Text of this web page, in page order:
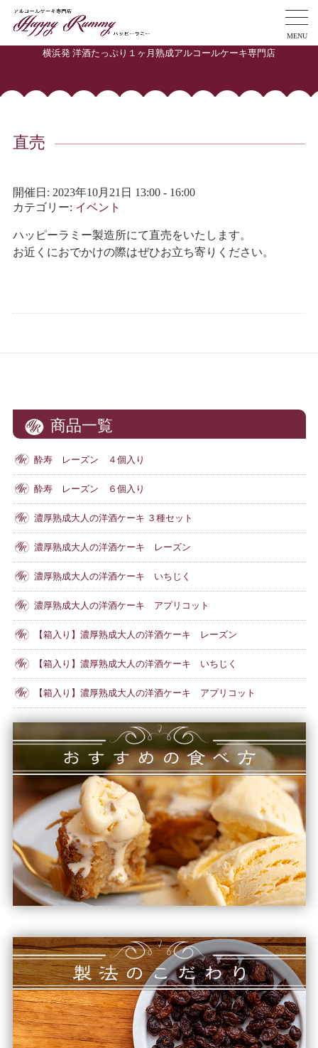
MENU
横浜発 洋酒たっぷり１ヶ月熟成アルコールケーキ専門店
直売
開催日: 2023年10月21日 13:00 - 16:00
カテゴリー: イベント
ハッピーラミー製造所にて直売をいたします。
お近くにおでかけの際はぜひお立ち寄りください。
商品一覧
酔寿 レーズン ４個入り
酔寿 レーズン ６個入り
濃厚熟成大人の洋酒ケーキ ３種セット
濃厚熟成大人の洋酒ケーキ レーズン
濃厚熟成大人の洋酒ケーキ いちじく
濃厚熟成大人の洋酒ケーキ アプリコット
【箱入り】濃厚熟成大人の洋酒ケーキ レーズン
【箱入り】濃厚熟成大人の洋酒ケーキ いちじく
【箱入り】濃厚熟成大人の洋酒ケーキ アプリコット